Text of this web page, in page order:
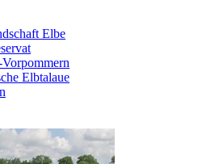
Elbe
Elbtalaue